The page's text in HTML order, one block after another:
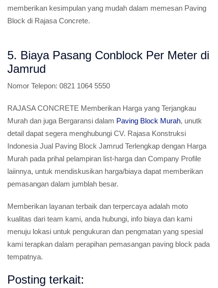
memberikan kesimpulan yang mudah dalam memesan Paving
Block di Rajasa Concrete.
5. Biaya Pasang Conblock Per Meter di
Jamrud
Nomor Telepon: 0821 1064 5550
RAJASA CONCRETE Memberikan Harga yang Terjangkau
Murah dan juga Bergaransi dalam Paving Block Murah, unutk
detail dapat segera menghubungi CV. Rajasa Konstruksi
Indonesia Jual Paving Block Jamrud Terlengkap dengan Harga
Murah pada prihal pelampiran list-harga dan Company Profile
laiinnya, untuk mendiskusikan harga/biaya dapat memberikan
pemasangan dalam jumblah besar.
Memberikan layanan terbaik dan terpercaya adalah moto
kualitas dari team kami, anda hubungi, info biaya dan kami
menuju lokasi untuk pengukuran dan pengmatan yang spesial
kami terapkan dalam perapihan pemasangan paving block pada
tempatnya.
Posting terkait: